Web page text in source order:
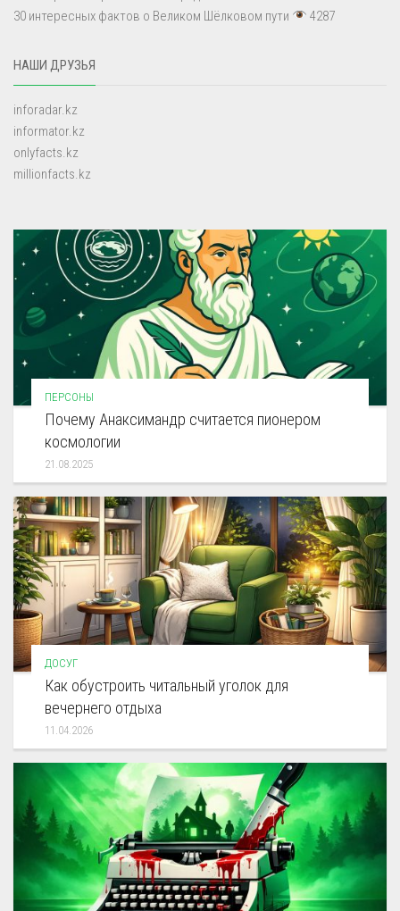
30 интересных фактов о Великом Шёлковом пути
4287
НАШИ ДРУЗЬЯ
inforadar.kz
informator.kz
onlyfacts.kz
millionfacts.kz
ПЕРСОНЫ
Почему Анаксимандр считается пионером
космологии
21.08.2025
ДОСУГ
Как обустроить читальный уголок для
вечернего отдыха
11.04.2026